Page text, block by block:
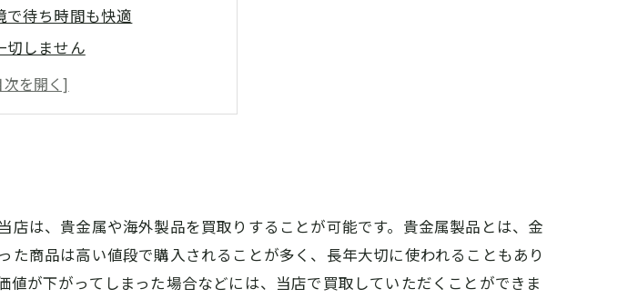
で待ち時間も快適
切しません
が対応
内
は、貴金属や海外製品を買取りすることが可能です。貴金属製品とは、金
商品は高い値段で購入されることが多く、長年大切に使われることもあり
が下がってしまった場合などには、当店で買取していただくことができま